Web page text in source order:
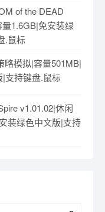
of the DEAD
1.6GB|免安装绿
.鼠标
略模拟|容量501MB|
支持键盘.鼠标
v1.01.02|休闲
装绿色中文版|支持